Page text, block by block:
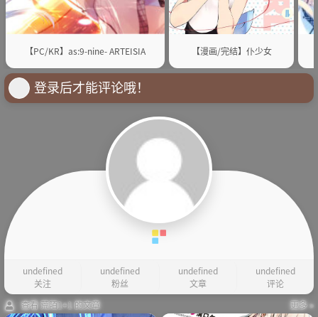
【PC/KR】as:9-nine- ARTEISIA 【漫画/完结】仆少女
登录后才能评论哦！
undefined
关注
undefined
粉丝
undefined
文章
undefined
评论
查看 荒陌1+1 的文章
更多 »